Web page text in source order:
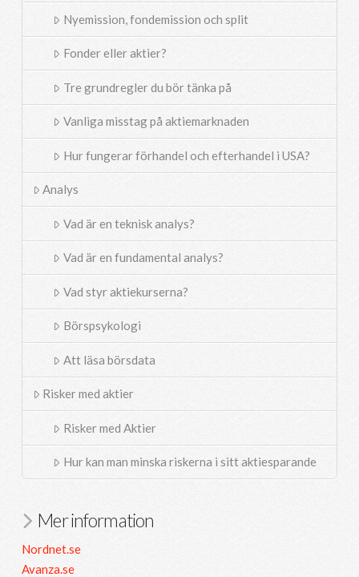
Nyemission, fondemission och split
Fonder eller aktier?
Tre grundregler du bör tänka på
Vanliga misstag på aktiemarknaden
Hur fungerar förhandel och efterhandel i USA?
Analys
Vad är en teknisk analys?
Vad är en fundamental analys?
Vad styr aktiekurserna?
Börspsykologi
Att läsa börsdata
Risker med aktier
Risker med Aktier
Hur kan man minska riskerna i sitt aktiesparande
Mer information
Nordnet.se
Avanza.se